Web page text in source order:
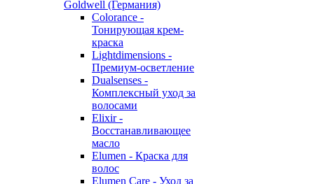
Goldwell (Германия)
Colorance -
Тонирующая крем-
краска
Lightdimensions -
Премиум-осветление
Dualsenses -
Комплексный уход за
волосами
Elixir -
Восстанавливающее
масло
Elumen - Краска для
волос
Elumen Care - Уход за